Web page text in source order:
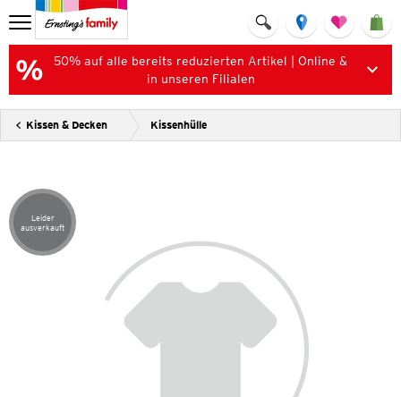
50% auf alle bereits reduzierten Artikel | Online &
in unseren Filialen
Kissen & Decken Kissenhülle
Artikel leider ausverkauft
Leider
ausverkauft